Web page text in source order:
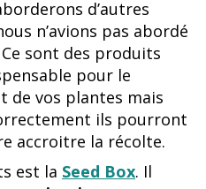
d’autres
n’avions pas abordé
sont des produits
pour le
de vos plantes mais
ils pourront
accroitre la récolte.
est la Seed Box. Il